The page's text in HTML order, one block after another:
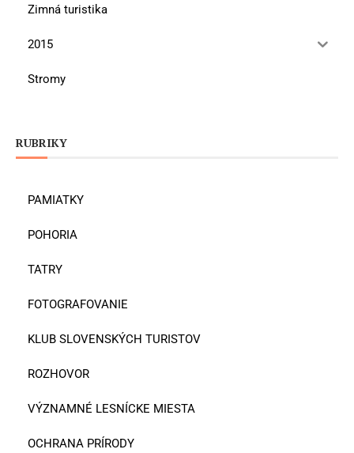
Zimná turistika
2015
Stromy
RUBRIKY
PAMIATKY
POHORIA
TATRY
FOTOGRAFOVANIE
KLUB SLOVENSKÝCH TURISTOV
ROZHOVOR
VÝZNAMNÉ LESNÍCKE MIESTA
OCHRANA PRÍRODY